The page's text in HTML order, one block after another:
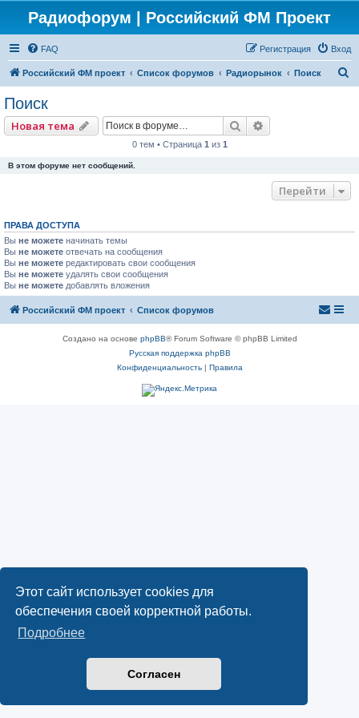
Этот сайт использует cookies для
обеспечения своей корректной работы.
Подробнее
Согласен
Радиофорум | Российский ФМ Проект
FAQ Вход
Регистрация
Российский ФМ проект Список форумов Радиорынок Поиск
Поиск
Новая тема Поиск
0 тем • Страница 1 из 1
В этом форуме нет сообщений.
Перейти
ПРАВА ДОСТУПА
Вы не можете начинать темы
Вы не можете отвечать на сообщения
Вы не можете редактировать свои сообщения
Вы не можете удалять свои сообщения
Вы не можете добавлять вложения
Российский ФМ проект Список форумов
Создано на основе phpBB® Forum Software © phpBB Limited
Русская поддержка phpBB
Конфиденциальность| Правила